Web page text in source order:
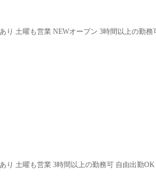
土曜も営業 NEWオープン 3時間以上の勤
土曜も営業 3時間以上の勤務可 自由出勤